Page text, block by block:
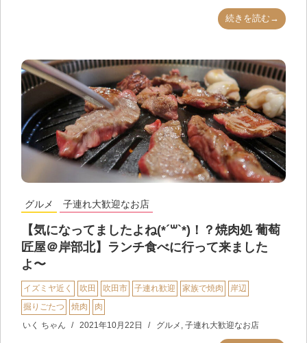
続きを読む→
グルメ 子連れ大歓迎なお店
【気になってましたよね(*´꒳`*)！？焼肉処 葡萄
匠屋＠岸部北】ランチ食べに行って来ました
よ〜
イズミヤ近く 吹田 吹田市 子連れ歓迎 家族で焼肉
岸辺
掘りごたつ
焼肉
肉
いく ちゃん
2021年10月22日 グルメ 子連れ大歓迎なお店